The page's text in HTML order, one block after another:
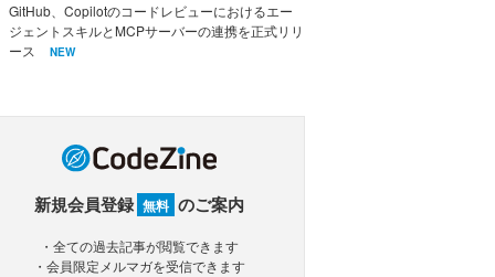
GitHub、Copilotのコードレビューにおけるエー
ジェントスキルとMCPサーバーの連携を正式リリ
ース
NEW
新規会員登録 無料 のご案内
・全ての過去記事が閲覧できます
・会員限定メルマガを受信できます